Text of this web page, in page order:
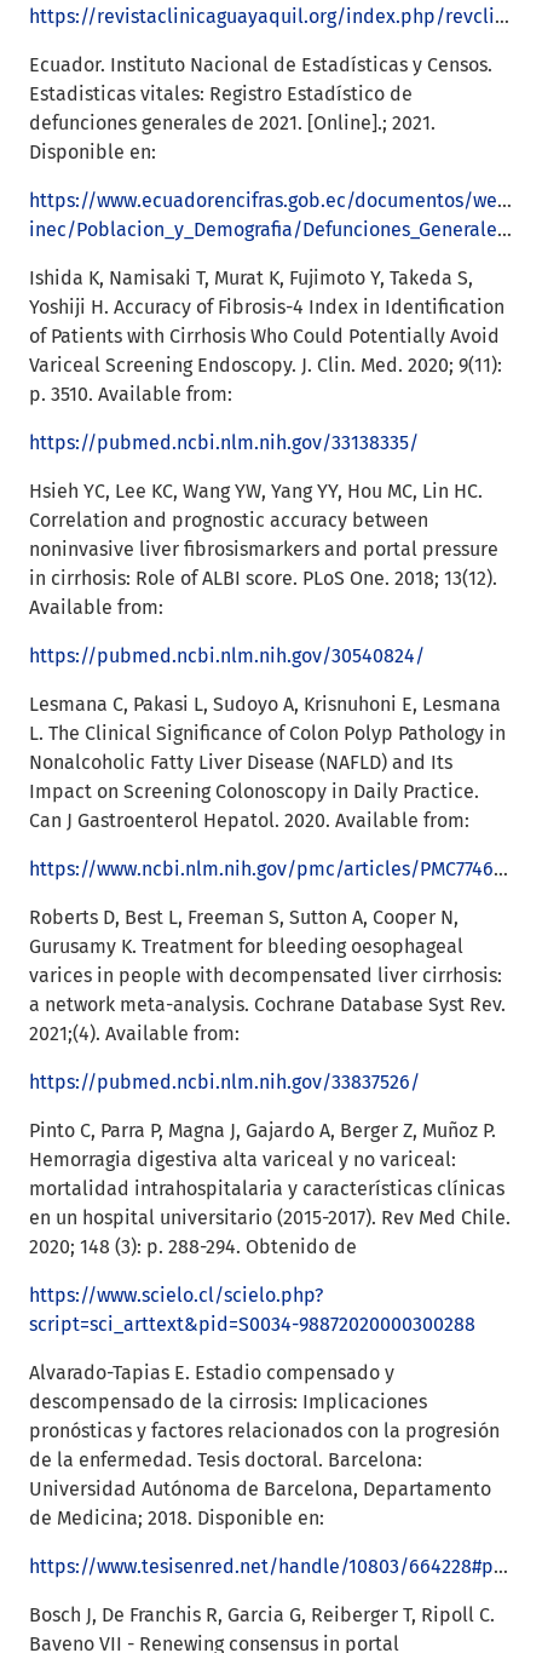
https://revistaclinicaguayaquil.org/index.php/revclinicaguaya/article/view/72
Ecuador. Instituto Nacional de Estadísticas y Censos.
Estadisticas vitales: Registro Estadístico de
defunciones generales de 2021. [Online].; 2021.
Disponible en:
https://www.ecuadorencifras.gob.ec/documentos/web-
inec/Poblacion_y_Demografia/Defunciones_Generales_2021/Principales_resultados_EDG_2021
Ishida K, Namisaki T, Murat K, Fujimoto Y, Takeda S,
Yoshiji H. Accuracy of Fibrosis-4 Index in Identification
of Patients with Cirrhosis Who Could Potentially Avoid
Variceal Screening Endoscopy. J. Clin. Med. 2020; 9(11):
p. 3510. Available from:
https://pubmed.ncbi.nlm.nih.gov/33138335/
Hsieh YC, Lee KC, Wang YW, Yang YY, Hou MC, Lin HC.
Correlation and prognostic accuracy between
noninvasive liver fibrosismarkers and portal pressure
in cirrhosis: Role of ALBI score. PLoS One. 2018; 13(12).
Available from:
https://pubmed.ncbi.nlm.nih.gov/30540824/
Lesmana C, Pakasi L, Sudoyo A, Krisnuhoni E, Lesmana
L. The Clinical Significance of Colon Polyp Pathology in
Nonalcoholic Fatty Liver Disease (NAFLD) and Its
Impact on Screening Colonoscopy in Daily Practice.
Can J Gastroenterol Hepatol. 2020. Available from:
https://www.ncbi.nlm.nih.gov/pmc/articles/PMC7746467/
Roberts D, Best L, Freeman S, Sutton A, Cooper N,
Gurusamy K. Treatment for bleeding oesophageal
varices in people with decompensated liver cirrhosis:
a network meta-analysis. Cochrane Database Syst Rev.
2021;(4). Available from:
https://pubmed.ncbi.nlm.nih.gov/33837526/
Pinto C, Parra P, Magna J, Gajardo A, Berger Z, Muñoz P.
Hemorragia digestiva alta variceal y no variceal:
mortalidad intrahospitalaria y características clínicas
en un hospital universitario (2015-2017). Rev Med Chile.
2020; 148 (3): p. 288-294. Obtenido de
https://www.scielo.cl/scielo.php?
script=sci_arttext&pid=S0034-98872020000300288
Alvarado-Tapias E. Estadio compensado y
descompensado de la cirrosis: Implicaciones
pronósticas y factores relacionados con la progresión
de la enfermedad. Tesis doctoral. Barcelona:
Universidad Autónoma de Barcelona, Departamento
de Medicina; 2018. Disponible en:
https://www.tesisenred.net/handle/10803/664228#page=1
Bosch J, De Franchis R, Garcia G, Reiberger T, Ripoll C.
Baveno VII - Renewing consensus in portal